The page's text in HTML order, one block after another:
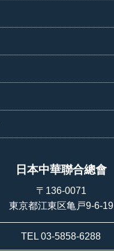
日本中華聯合總會
〒136-0071
東京都江東区亀戸9-6-19
TEL 03-5858-6288